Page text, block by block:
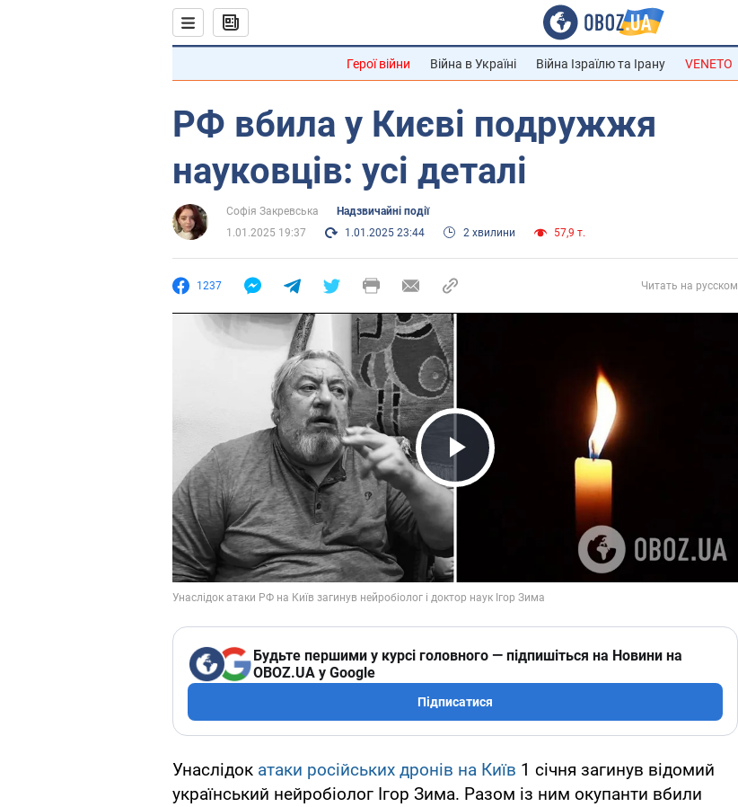
Герої війни Війна в Україні Війна Ізраїлю та Ірану VENETO
РФ вбила у Києві подружжя
науковців: усі деталі
Софія Закревська
Надзвичайні події
1.01.2025 19:37
1.01.2025 23:44 2 хвилини 57,9 т.
1237 Читать на русском
Play Video
Будьте першими у курсі головного — підпишіться на Новини на
OBOZ.UA у Google
Підписатися
Унаслідок атаки російських дронів на Київ 1 січня загинув відомий
український нейробіолог Ігор Зима. Разом із ним окупанти вбили